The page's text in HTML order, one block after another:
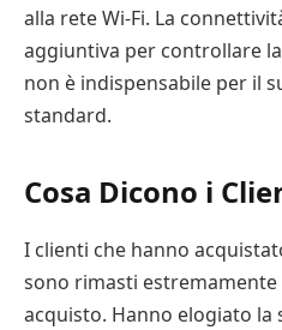
alla rete Wi-Fi. La
aggiuntiva per controllare
non è indispensabile per il
standard.
Cosa Dicono i
I clienti che hanno
sono rimasti
acquisto. Hanno elogiato la